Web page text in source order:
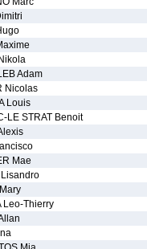
Adam
Nicolas
Louis
LE STRAT Benoit
Mae
Lisandro
Leo-Thierry